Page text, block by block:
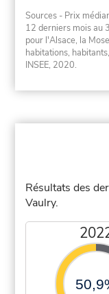
Sources - Prix
12 derniers mois au
pour l'Alsace, la
habitations,
INSEE, 2020.
Résultats des
Vaulry.